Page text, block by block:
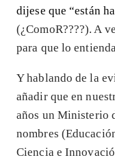
dijese que “están
(¿ComoR????). A
para que lo
Y hablando de la
añadir que en
años un Ministerio
nombres
Ciencia e